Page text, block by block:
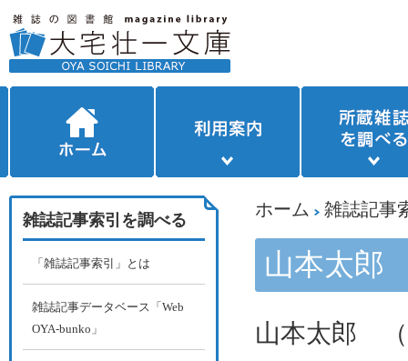
ホーム 雑誌記事
山本太郎
山本太郎 （
雑誌記事索引を調べる
「雑誌記事索引」とは
雑誌記事データベース「Web
OYA-bunko」